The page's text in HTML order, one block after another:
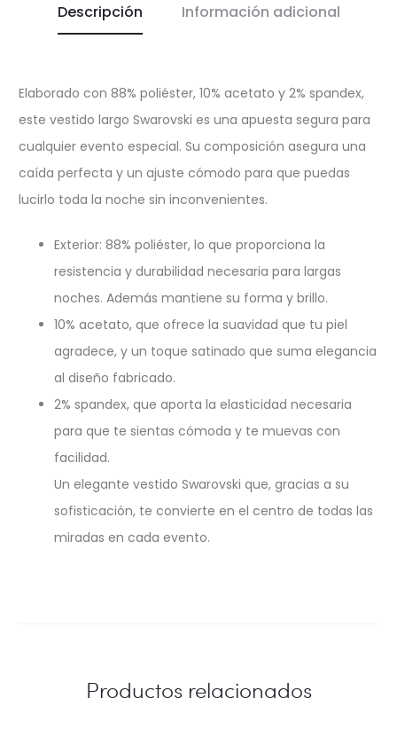
Descripción Información adicional
Elaborado con 88% poliéster, 10% acetato y 2% spandex,
este vestido largo Swarovski es una apuesta segura para
cualquier evento especial. Su composición asegura una
caída perfecta y un ajuste cómodo para que puedas
lucirlo toda la noche sin inconvenientes.
Exterior: 88% poliéster, lo que proporciona la
resistencia y durabilidad necesaria para largas
noches. Además mantiene su forma y brillo.
10% acetato, que ofrece la suavidad que tu piel
agradece, y un toque satinado que suma elegancia
al diseño fabricado.
2% spandex, que aporta la elasticidad necesaria
para que te sientas cómoda y te muevas con
facilidad.
Un elegante vestido Swarovski que, gracias a su
sofisticación, te convierte en el centro de todas las
miradas en cada evento.
Productos relacionados